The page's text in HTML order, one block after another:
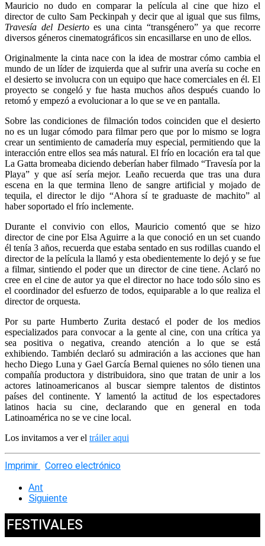
Mauricio no dudo en comparar la película al cine que hizo el
director de culto Sam Peckinpah y decir que al igual que sus films,
Travesía del Desiertoes una cinta “transgénero” ya que recorre
diversos géneros cinematográficos sin encasillarse en uno de ellos.
Originalmente la cinta nace con la idea de mostrar cómo cambia el
mundo de un líder de izquierda que al sufrir una avería su coche en
el desierto se involucra con un equipo que hace comerciales en él. El
proyecto se congeló y fue hasta muchos años después cuando lo
retomó y empezó a evolucionar a lo que se ve en pantalla.
Sobre las condiciones de filmación todos coinciden que el desierto
no es un lugar cómodo para filmar pero que por lo mismo se logra
crear un sentimiento de camadería muy especial, permitiendo que la
interacción entre ellos sea más natural. El frío en locación era tal que
La Gatta bromeaba diciendo deberían haber filmado “Travesía por la
Playa” y que así sería mejor. Leaño recuerda que tras una dura
escena en la que termina lleno de sangre artificial y mojado de
tequila, el director le dijo “Ahora sí te graduaste de machito” al
haber soportado el frío inclemente.
Durante el convivio con ellos, Mauricio comentó que se hizo
director de cine por Elsa Aguirre a la que conoció en un set cuando
él tenía 3 años, recuerda que estaba sentado en sus rodillas cuando el
director de la película la llamó y esta obedientemente lo dejó y se fue
a filmar, sintiendo el poder que un director de cine tiene. Aclaró no
cree en el cine de autor ya que el director no hace todo sólo sino es
el coordinador del esfuerzo de todos, equiparable a lo que realiza el
director de orquesta.
Por su parte Humberto Zurita destacó el poder de los medios
especializados para convocar a la gente al cine, con una crítica ya
sea positiva o negativa, creando atención a lo que se está
exhibiendo. También declaró su admiración a las acciones que han
hecho Diego Luna y Gael García Bernal quienes no sólo tienen una
compañía productora y distribuidora, sino que tratan de unir a los
actores latinoamericanos al buscar siempre talentos de distintos
países del continente. Y lamentó la actitud de los espectadores
latinos hacia su cine, declarando que en general en toda
Latinoamérica no se ve cine local.
Los invitamos a ver el tráiler aqui
Imprimir Correo electrónico
Ant
Siguiente
FESTIVALES